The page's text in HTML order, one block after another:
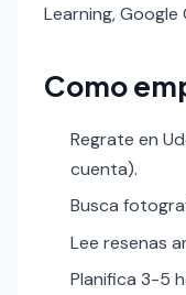
Learning, Google
Como
Regrate en
cuenta).
Busca
Lee resenas
Planifica 3-5